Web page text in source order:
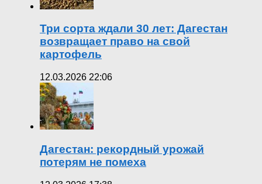
Три сорта ждали 30 лет: Дагестан
возвращает право на свой
картофель
12.03.2026 22:06
Дагестан: рекордный урожай
потерям не помеха